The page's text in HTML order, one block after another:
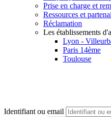
Prise en charge et
Ressources et
Réclamation
Les établissements
Lyon -
Paris 14ème
Toulouse
Identifiant ou email